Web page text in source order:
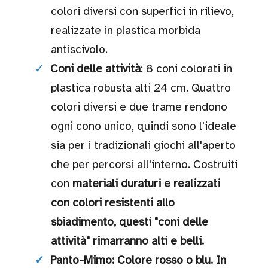
Wishlist
Lista regalo
Catalogo
© Giocabilità
colori diversi con superfici in rilievo,
realizzate in plastica morbida
antiscivolo.
Coni delle attività: 8 coni colorati in
plastica robusta alti 24 cm. Quattro
colori diversi e due trame rendono
ogni cono unico, quindi sono l'ideale
sia per i tradizionali giochi all'aperto
che per percorsi all'interno. Costruiti
con materiali duraturi e realizzati
con colori resistenti allo
sbiadimento, questi "coni delle
attività" rimarranno alti e belli.
Panto-Mimo: Colore rosso o blu. In